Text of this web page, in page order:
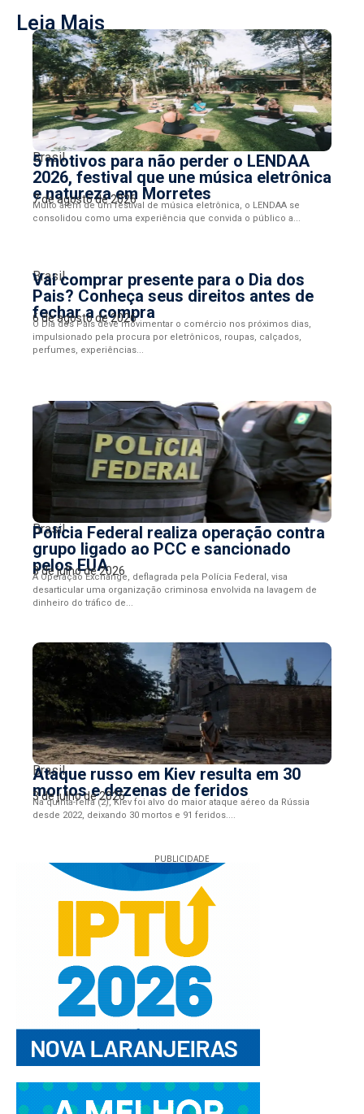
Leia Mais
Brasil
5 motivos para não perder o LENDAA
2026, festival que une música eletrônica
e natureza em Morretes
7 de agosto de 2026
Muito além de um festival de música eletrônica, o LENDAA se
consolidou como uma experiência que convida o público a...
Brasil
Vai comprar presente para o Dia dos
Pais? Conheça seus direitos antes de
fechar a compra
6 de agosto de 2026
O Dia dos Pais deve movimentar o comércio nos próximos dias,
impulsionado pela procura por eletrônicos, roupas, calçados,
perfumes, experiências...
Brasil
Polícia Federal realiza operação contra
grupo ligado ao PCC e sancionado
pelos EUA
3 de julho de 2026
A Operação Exchange, deflagrada pela Polícia Federal, visa
desarticular uma organização criminosa envolvida na lavagem de
dinheiro do tráfico de...
Brasil
Ataque russo em Kiev resulta em 30
mortos e dezenas de feridos
3 de julho de 2026
Na quinta-feira (2), Kiev foi alvo do maior ataque aéreo da Rússia
desde 2022, deixando 30 mortos e 91 feridos....
PUBLICIDADE